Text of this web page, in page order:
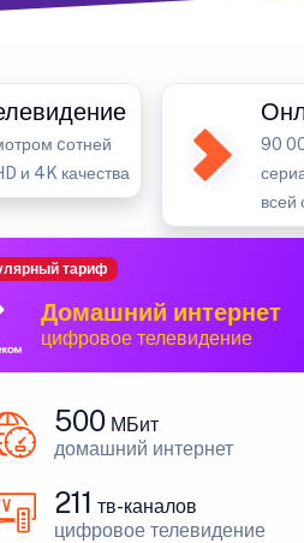
cотней
и 4K качества
90
всей
Домашний интернет
цифровое телевидение
тариф
500 МБит
домашний интернет
211 тв-каналов
цифровое телевидение